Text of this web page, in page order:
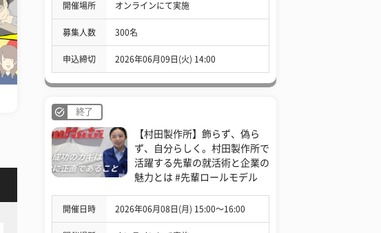
開催場所 オンラインにて実施
募集人数 300名
申込締切 2026年06月09日(火) 14:00
終了
【村田製作所】飾らず、偽ら
ず、自分らしく。村田製作所で
活躍する先輩の就活術と企業の
魅力とは #先輩ロールモデル
開催日時 2026年06月08日(月) 15:00〜16:00